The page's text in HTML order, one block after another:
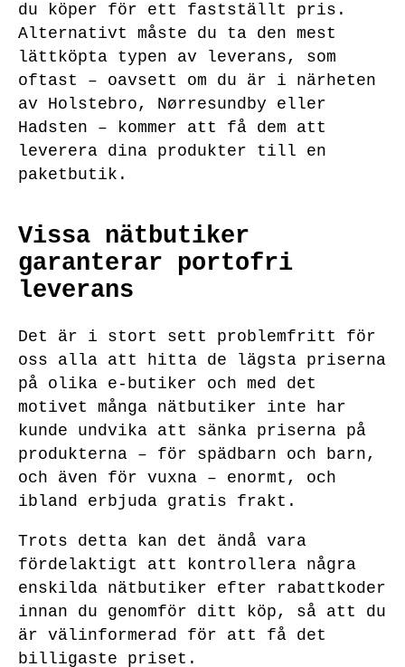
du köper för ett fastställt pris.
Alternativt måste du ta den mest
lättköpta typen av leverans, som
oftast – oavsett om du är i närheten
av Holstebro, Nørresundby eller
Hadsten – kommer att få dem att
leverera dina produkter till en
paketbutik.
Vissa nätbutiker
garanterar portofri
leverans
Det är i stort sett problemfritt för
oss alla att hitta de lägsta priserna
på olika e-butiker och med det
motivet många nätbutiker inte har
kunde undvika att sänka priserna på
produkterna – för spädbarn och barn,
och även för vuxna – enormt, och
ibland erbjuda gratis frakt.
Trots detta kan det ändå vara
fördelaktigt att kontrollera några
enskilda nätbutiker efter rabattkoder
innan du genomför ditt köp, så att du
är välinformerad för att få det
billigaste priset.